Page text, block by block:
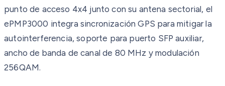
punto de acceso 4x4 junto con su antena sectorial, el
ePMP3000 integra sincronización GPS para mitigar la
autointerferencia, soporte para puerto SFP auxiliar,
ancho de banda de canal de 80 MHz y modulación
256QAM.